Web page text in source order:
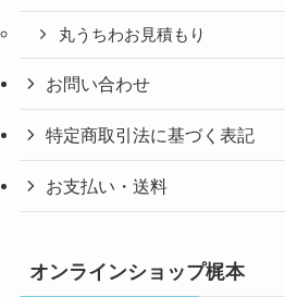
丸うちわお見積もり
お問い合わせ
特定商取引法に基づく表記
お支払い・送料
オンラインショップ梶本